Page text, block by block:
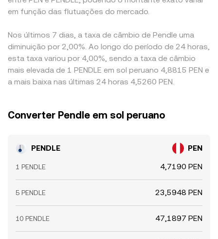
em função das flutuações do mercado.
Nos últimos 7 dias, a taxa de câmbio de Pendle uma
diminuição por 2,00%. Ao longo do período de 24 horas,
esta taxa variou por 4,00%, sendo a taxa de câmbio
mais elevada de 1 PENDLE em sol peruano 4,8815 PEN e
a mais baixa nas últimas 24 horas 4,5260 PEN.
Converter Pendle em sol peruano
PENDLE PEN
1 PENDLE 4,7190 PEN
5 PENDLE 23,5948 PEN
10 PENDLE 47,1897 PEN